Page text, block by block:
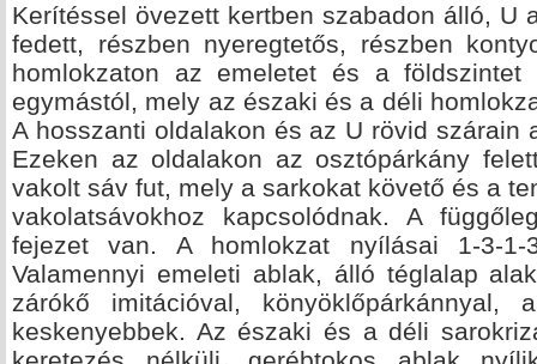
Kerítéssel övezett kertben szabadon álló, U
fedett, részben nyeregtetős, részben
homlokzaton az emeletet és a
egymástól, mely az északi és a déli
A hosszanti oldalakon és az U rövid szárain
Ezeken az oldalakon az osztópárkány
vakolt sáv fut, mely a sarkokat követő és a
vakolatsávokhoz kapcsolódnak. A
fejezet van. A homlokzat nyílásai 1-3-1-
Valamennyi emeleti ablak, álló téglalap
zárókő imitációval, könyöklőpárkánnyal,
keskenyebbek. Az északi és a déli